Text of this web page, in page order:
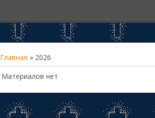
Главная » 2026
Материалов нет